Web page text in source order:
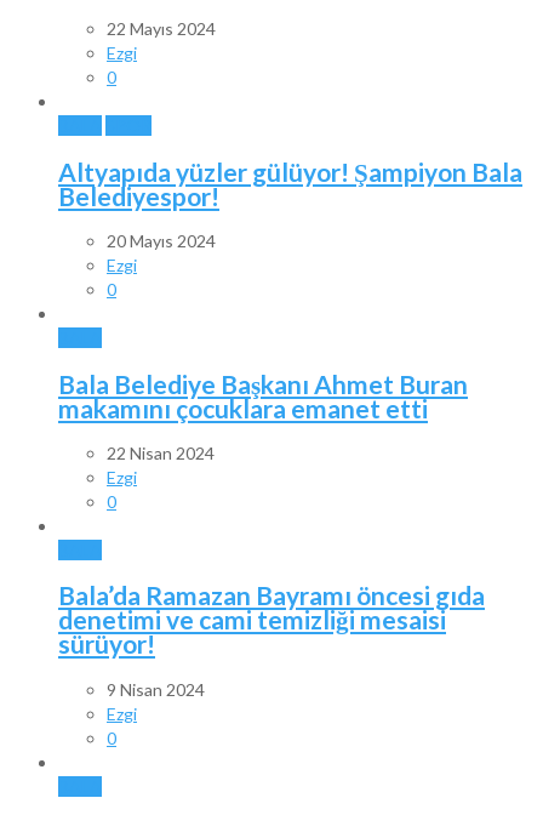
22 Mayıs 2024
Ezgi
0
Altyapıda yüzler gülüyor! Şampiyon Bala
Belediyespor!
20 Mayıs 2024
Ezgi
0
Bala Belediye Başkanı Ahmet Buran
makamını çocuklara emanet etti
22 Nisan 2024
Ezgi
0
Bala’da Ramazan Bayramı öncesi gıda
denetimi ve cami temizliği mesaisi
sürüyor!
9 Nisan 2024
Ezgi
0